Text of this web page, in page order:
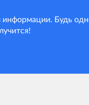
Будь